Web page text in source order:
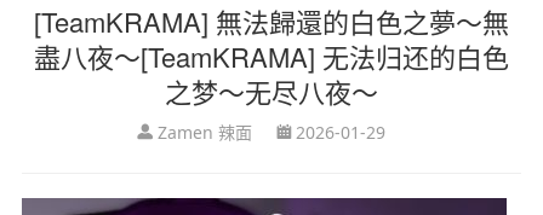
[TeamKRAMA] 無法歸還的白色之夢～無
盡八夜～[TeamKRAMA] 无法归还的白色
之梦～无尽八夜～
Zamen 辣面 2026-01-29